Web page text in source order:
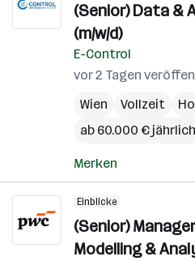
(Senior) Data &
(m/w/d)
E-Control
vor 2 Tagen
Wien
Vollzeit
ab 60.000 € jährlich
Merken
Einblicke
(Senior)
Modelling &